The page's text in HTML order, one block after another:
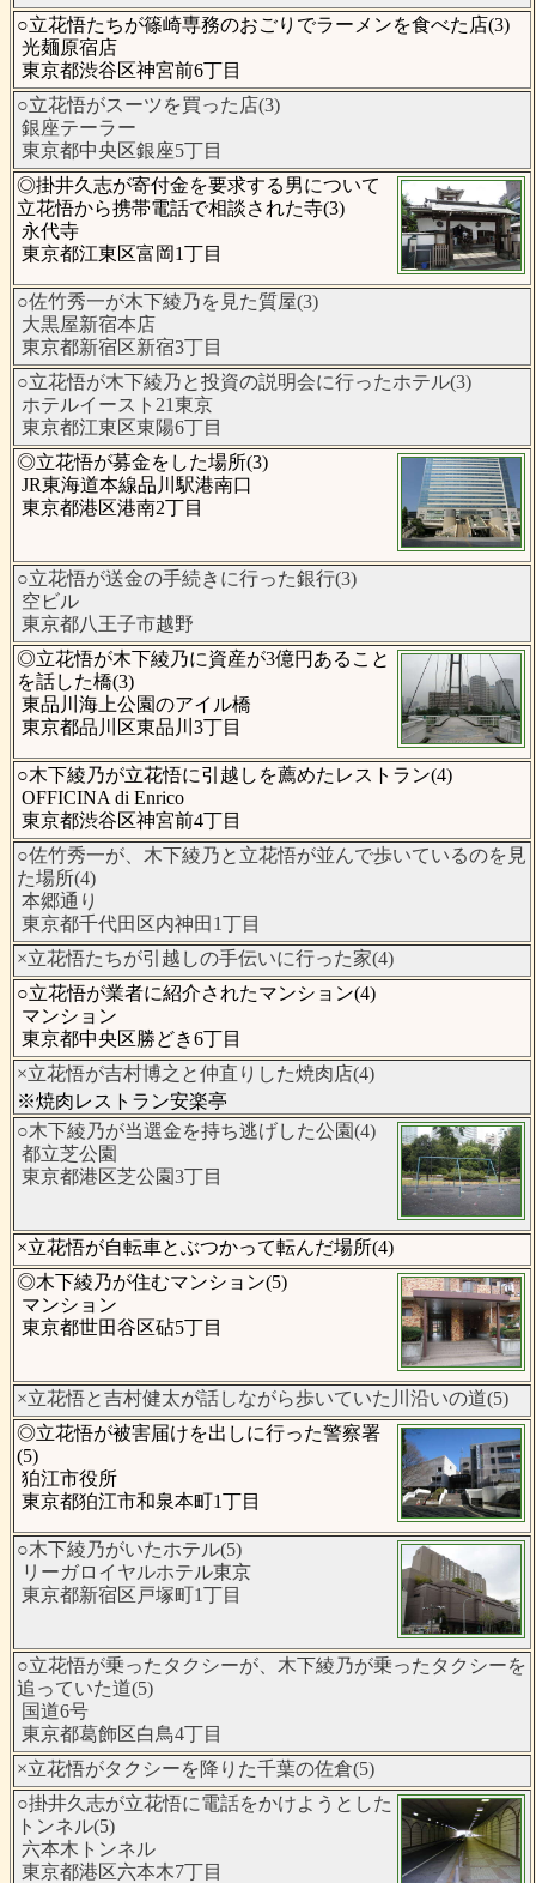
○立花悟たちが篠崎専務のおごりでラーメンを食べた店(3)
光麺原宿店
東京都渋谷区神宮前6丁目
○立花悟がスーツを買った店(3)
銀座テーラー
東京都中央区銀座5丁目
◎掛井久志が寄付金を要求する男について
立花悟から携帯電話で相談された寺(3)
永代寺
東京都江東区富岡1丁目
○佐竹秀一が木下綾乃を見た質屋(3)
大黒屋新宿本店
東京都新宿区新宿3丁目
○立花悟が木下綾乃と投資の説明会に行ったホテル(3)
ホテルイースト21東京
東京都江東区東陽6丁目
◎立花悟が募金をした場所(3)
JR東海道本線品川駅港南口
東京都港区港南2丁目
○立花悟が送金の手続きに行った銀行(3)
空ビル
東京都八王子市越野
◎立花悟が木下綾乃に資産が3億円あること
を話した橋(3)
東品川海上公園のアイル橋
東京都品川区東品川3丁目
○木下綾乃が立花悟に引越しを薦めたレストラン(4)
OFFICINA di Enrico
東京都渋谷区神宮前4丁目
○佐竹秀一が、木下綾乃と立花悟が並んで歩いているのを見
た場所(4)
本郷通り
東京都千代田区内神田1丁目
×立花悟たちが引越しの手伝いに行った家(4)
○立花悟が業者に紹介されたマンション(4)
マンション
東京都中央区勝どき6丁目
×立花悟が吉村博之と仲直りした焼肉店(4)
※焼肉レストラン安楽亭
○木下綾乃が当選金を持ち逃げした公園(4)
都立芝公園
東京都港区芝公園3丁目
×立花悟が自転車とぶつかって転んだ場所(4)
◎木下綾乃が住むマンション(5)
マンション
東京都世田谷区砧5丁目
×立花悟と吉村健太が話しながら歩いていた川沿いの道(5)
◎立花悟が被害届けを出しに行った警察署
(5)
狛江市役所
東京都狛江市和泉本町1丁目
○木下綾乃がいたホテル(5)
リーガロイヤルホテル東京
東京都新宿区戸塚町1丁目
○立花悟が乗ったタクシーが、木下綾乃が乗ったタクシーを
追っていた道(5)
国道6号
東京都葛飾区白鳥4丁目
×立花悟がタクシーを降りた千葉の佐倉(5)
○掛井久志が立花悟に電話をかけようとした
トンネル(5)
六本木トンネル
東京都港区六本木7丁目